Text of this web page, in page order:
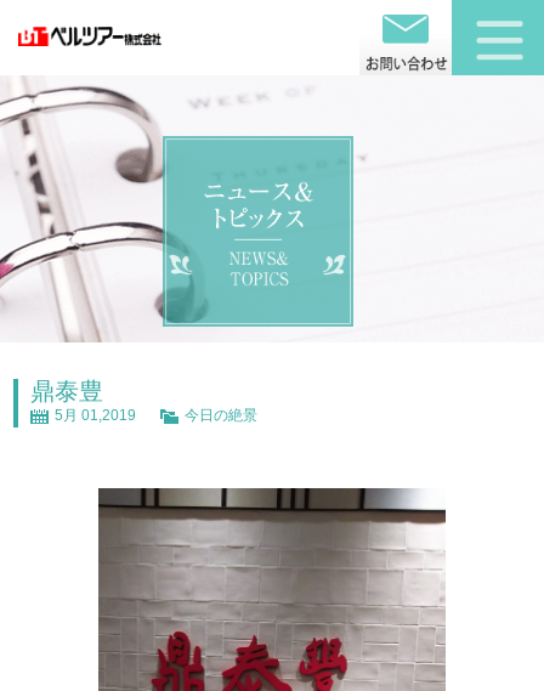
鼎泰豊
5月 01,2019 今日の絶景